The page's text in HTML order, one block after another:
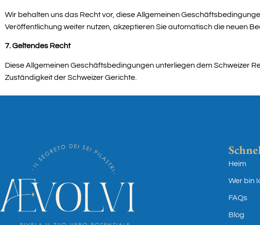
Wir behalten uns das Recht vor, diese Allgemeinen
Veröffentlichung weiter nutzen, akzeptieren Sie automatisch die neuen
7. Geltendes Recht
Diese Allgemeinen Geschäftsbedingungen unterliegen dem Schweizer
Zuständigkeit der Schweizer Gerichte.
Heim
Wer bin
FAQs
Blog